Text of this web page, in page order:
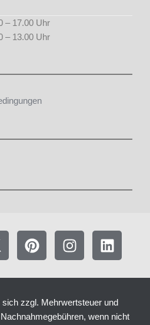
– 17.00 Uhr
– 13.00 Uhr
P
i
t
e
r
I
n
t
a
g
L
i
k
d
zzgl. Mehrwertsteuer und
wenn nicht